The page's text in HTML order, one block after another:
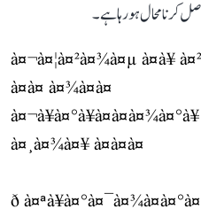
کرنا محال ہو رہا ہے۔
à¤¬à¤¦à¤²à¤¾à¤µ à¤à¥
à¤à¤ à¤¾à¤à¤
à¤¸à¤¾à¤¥ à¤à¤à¤
ð